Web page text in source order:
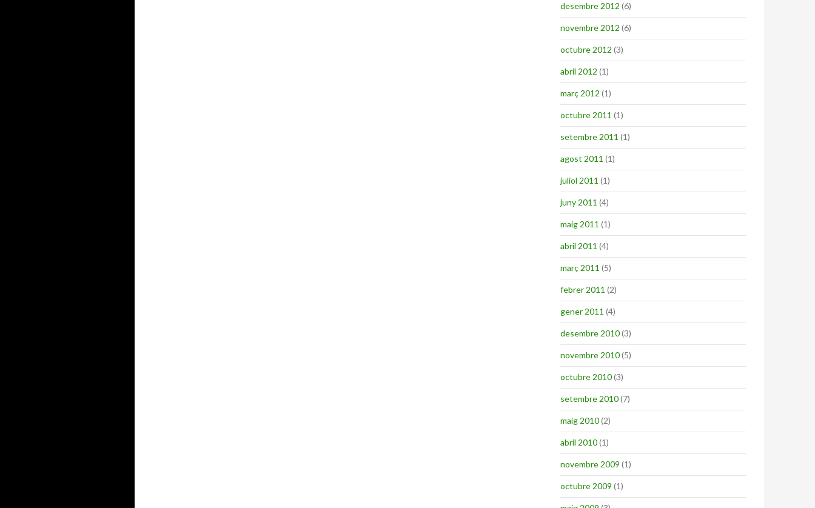
desembre 2012 (6)
novembre 2012 (6)
octubre 2012 (3)
abril 2012 (1)
març 2012 (1)
octubre 2011 (1)
setembre 2011 (1)
agost 2011 (1)
juliol 2011 (1)
juny 2011 (4)
maig 2011 (1)
abril 2011 (4)
març 2011 (5)
febrer 2011 (2)
gener 2011 (4)
desembre 2010(3)
novembre 2010(5)
octubre 2010(3)
setembre 2010(7)
maig 2010(2)
abril 2010(1)
novembre 2009 (1)
octubre 2009 (1)